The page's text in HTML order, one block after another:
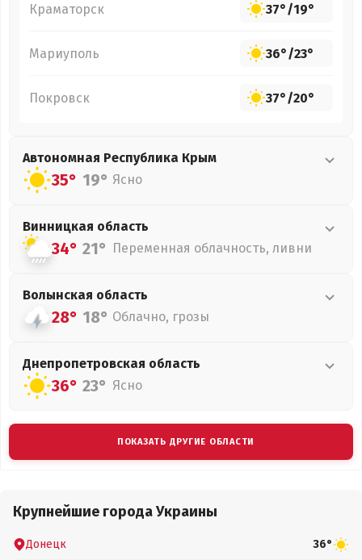
Краматорск 37°/19°
Мариуполь 36°/23°
Покровск 37°/20°
Автономная Республика Крым
35° 19° Ясно
Винницкая область
34° 21° Переменная облачность, ливни
Волынская область
28° 18° Облачно, грозы
Днепропетровская область
36° 23° Ясно
ПОКАЗАТЬ ДРУГИЕ ОБЛАСТИ
Крупнейшие города Украины
Донецк 36°